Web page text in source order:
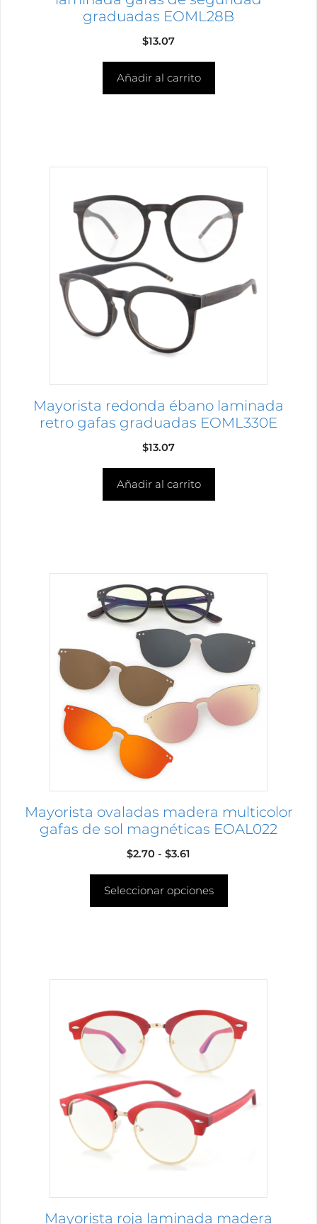
graduadas EOML28B
$13.07
Añadir al carrito
Mayorista redonda ébano laminada
retro gafas graduadas EOML330E
$13.07
Añadir al carrito
Mayorista ovaladas madera multicolor
gafas de sol magnéticas EOAL022
$2.70 - $3.61
de
precios:
desde
Seleccionar opciones
variantes.
opciones
pueden
de
producto
Mayorista roja laminada madera